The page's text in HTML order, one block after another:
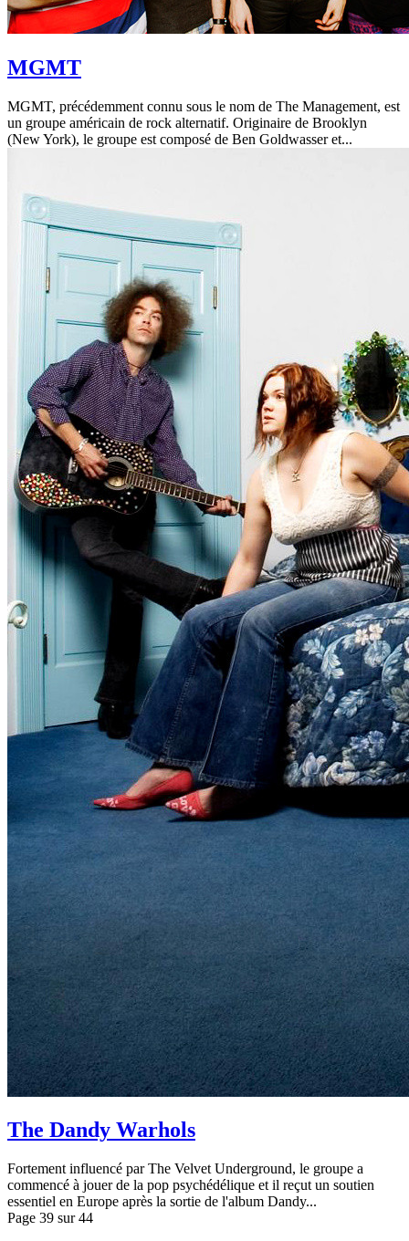
MGMT
MGMT, précédemment connu sous le nom de The Management, est
un groupe américain de rock alternatif. Originaire de Brooklyn
(New York), le groupe est composé de Ben Goldwasser et...
The Dandy Warhols
Fortement influencé par The Velvet Underground, le groupe a
commencé à jouer de la pop psychédélique et il reçut un soutien
essentiel en Europe après la sortie de l'album Dandy...
Page 39 sur 44